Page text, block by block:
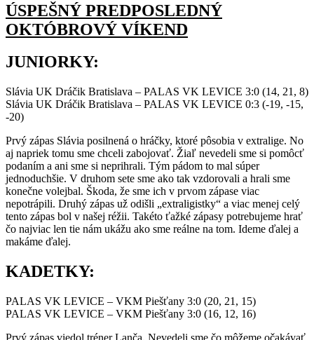
ÚSPEŠNÝ PREDPOSLEDNÝ
OKTÓBROVÝ VÍKEND
JUNIORKY:
Slávia UK Dráčik Bratislava – PALAS VK LEVICE 3:0 (14, 21, 8)
Slávia UK Dráčik Bratislava – PALAS VK LEVICE 0:3 (-19, -15,
-20)
Prvý zápas Slávia posilnená o hráčky, ktoré pôsobia v extralige. No
aj napriek tomu sme chceli zabojovať. Žiaľ nevedeli sme si pomôcť
podaním a ani sme si neprihrali. Tým pádom to mal súper
jednoduchšie. V druhom sete sme ako tak vzdorovali a hrali sme
konečne volejbal. Škoda, že sme ich v prvom zápase viac
nepotrápili. Druhý zápas už odišli „extraligistky“ a viac menej celý
tento zápas bol v našej réžii. Takéto ťažké zápasy potrebujeme hrať
čo najviac len tie nám ukážu ako sme reálne na tom. Ideme ďalej a
makáme ďalej.
KADETKY:
PALAS VK LEVICE – VKM Piešťany 3:0 (20, 21, 15)
PALAS VK LEVICE – VKM Piešťany 3:0 (16, 12, 16)